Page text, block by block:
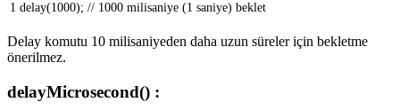
1 delay(1000); // 1000 milisaniye (1 saniye) beklet
Delay komutu 10 milisaniyeden daha uzun süreler için bekletme
önerilmez.
delayMicrosecond() :